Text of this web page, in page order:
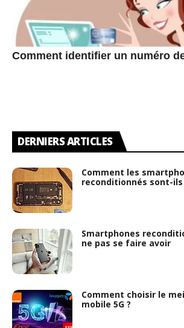
Comment identifier un numéro
DERNIERS ARTICLES
Comment les
reconditionnés sont-
Smartphones
ne pas se faire avoir
Comment choisir le
mobile 5G ?